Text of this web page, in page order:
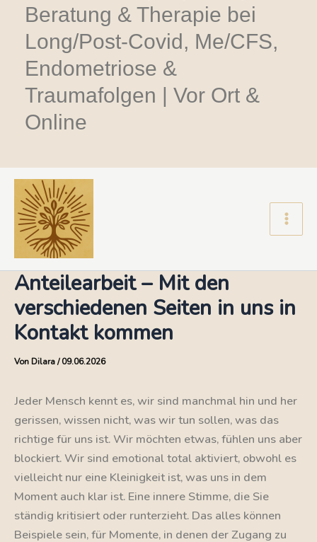
Beratung & Therapie bei
Long/Post-Covid, Me/CFS,
Endometriose &
Traumafolgen | Vor Ort &
Online
Anteilearbeit – Mit den
verschiedenen Seiten in uns in
Kontakt kommen
VonDilara/09.06.2026
Jeder Mensch kennt es, wir sind manchmal hin und her
gerissen, wissen nicht, was wir tun sollen, was das
richtige für uns ist. Wir möchten etwas, fühlen uns aber
blockiert. Wir sind emotional total aktiviert, obwohl es
vielleicht nur eine Kleinigkeit ist, was uns in dem
Moment auch klar ist. Eine innere Stimme, die Sie
ständig kritisiert oder runterzieht. Das alles können
Beispiele sein, für Momente, in denen der Zugang zu